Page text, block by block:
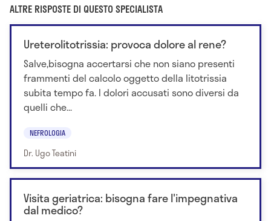
ALTRE RISPOSTE DI QUESTO SPECIALISTA
Ureterolitotrissia: provoca dolore al rene?
Salve,bisogna accertarsi che non siano presenti
frammenti del calcolo oggetto della litotrissia
subita tempo fa. I dolori accusati sono diversi da
quelli che...
NEFROLOGIA
Dr. Ugo Teatini
Visita geriatrica: bisogna fare l'impegnativa
dal medico?